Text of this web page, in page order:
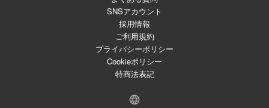
SNSアカウント
採用情報
ご利用規約
プライバシーポリシー
Cookieポリシー
特商法表記